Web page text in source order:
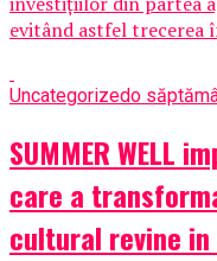
evitând astfel trecerea
Uncategorizedo
SUMMER WELL
care a
cultural revine